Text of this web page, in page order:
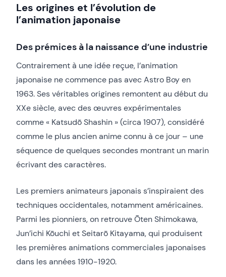
Les origines et l’évolution de
l’animation japonaise
Des prémices à la naissance d’une industrie
Contrairement à une idée reçue, l’animation
japonaise ne commence pas avec Astro Boy en
1963. Ses véritables origines remontent au début du
XXe siècle, avec des œuvres expérimentales
comme « Katsudō Shashin » (circa 1907), considéré
comme le plus ancien anime connu à ce jour – une
séquence de quelques secondes montrant un marin
écrivant des caractères.
Les premiers animateurs japonais s’inspiraient des
techniques occidentales, notamment américaines.
Parmi les pionniers, on retrouve Ōten Shimokawa,
Jun’ichi Kōuchi et Seitarō Kitayama, qui produisent
les premières animations commerciales japonaises
dans les années 1910-1920.